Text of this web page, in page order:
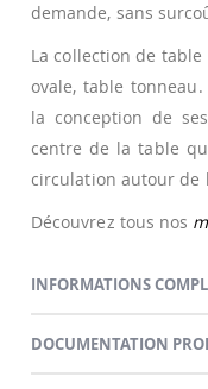
demande, sans
La collection de
ovale, table
la conception de
centre de la table
circulation autour de
Découvrez tous nos
INFORMATIONS
DOCUMENTATION